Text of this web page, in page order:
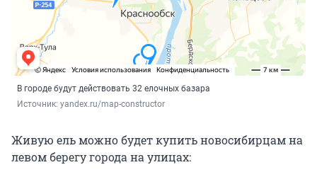
В городе будут действовать 32 елочных базара
Источник: yandex.ru/map-constructor
Живую ель можно будет купить новосибирцам на
левом берегу города на улицах: